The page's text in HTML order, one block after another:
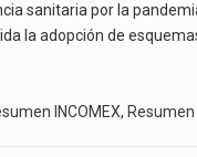
sanitaria por la
la adopción de
INCOMEX, Resumen